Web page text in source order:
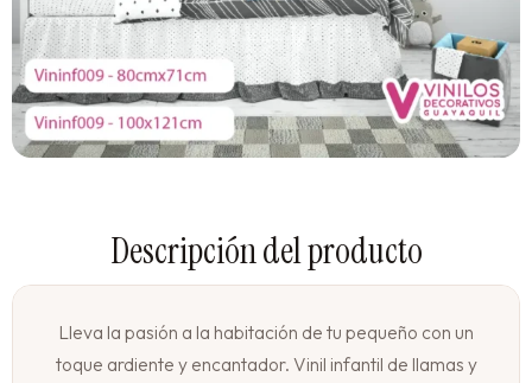
Lleva la pasión a la habitación de tu pequeño con un
toque ardiente y encantador. Vinil infantil de llamas y